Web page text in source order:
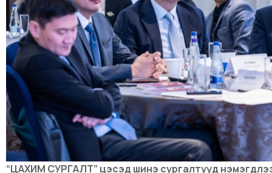
“ЦАХИМ СУРГАЛТ” цэсэд шинэ сургалтууд